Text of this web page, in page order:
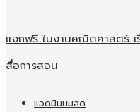
แจกฟรี ใบงานคณิตศาสตร์
สื่อการสอน
แอดมินนมสด